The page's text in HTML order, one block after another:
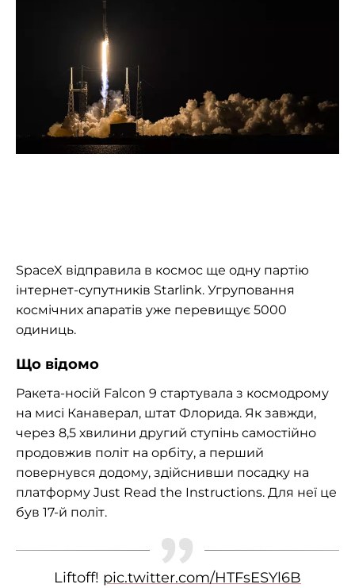
SpaceX відправила в космос ще одну партію
інтернет-супутників Starlink. Угруповання
космічних апаратів уже перевищує 5000
одиниць.
Що відомо
Ракета-носій Falcon 9 стартувала з космодрому
на мисі Канаверал, штат Флорида. Як завжди,
через 8,5 хвилини другий ступінь самостійно
продовжив політ на орбіту, а перший
повернувся додому, здійснивши посадку на
платформу Just Read the Instructions. Для неї це
був 17-й політ.
Liftoff! pic.twitter.com/HTFsESYl6B